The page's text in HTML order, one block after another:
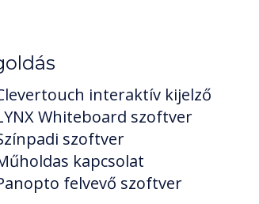
interaktív kijelző
Whiteboard szoftver
szoftver
kapcsolat
felvevő szoftver